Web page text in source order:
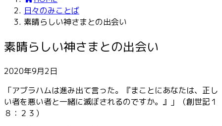
日々のみことば
素晴らしい神さまとの出会い
素晴らしい神さまとの出会い
2020年9月2日
「アブラハムは進み出て言った。『まことにあなたは、正し
い者を悪い者と一緒に滅ぼされるのですか。』」（創世記１
８：２３）